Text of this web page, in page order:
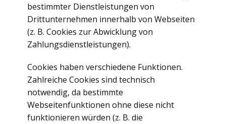
bestimmter Dienstleistungen von
Drittunternehmen innerhalb von Webseiten
(z. B. Cookies zur Abwicklung von
Zahlungsdienstleistungen).
Cookies haben verschiedene Funktionen.
Zahlreiche Cookies sind technisch
notwendig, da bestimmte
Webseitenfunktionen ohne diese nicht
funktionieren würden (z. B. die